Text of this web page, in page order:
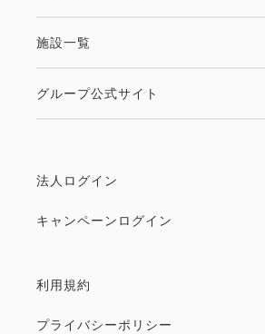
施設一覧
グループ公式サイト
法人ログイン
キャンペーンログイン
利用規約
プライバシーポリシー